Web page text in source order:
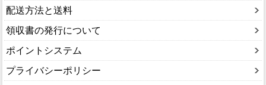
配送方法と送料
領収書の発行について
ポイントシステム
プライバシーポリシー